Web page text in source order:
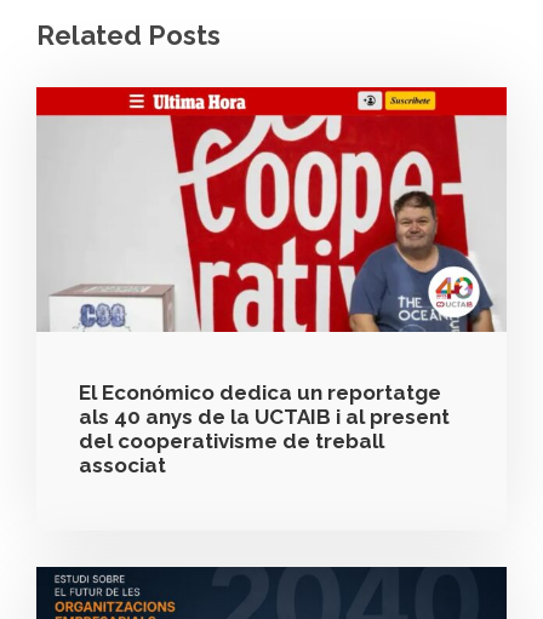
Related Posts
El Económico dedica un reportatge
als 40 anys de la UCTAIB i al present
del cooperativisme de treball
associat